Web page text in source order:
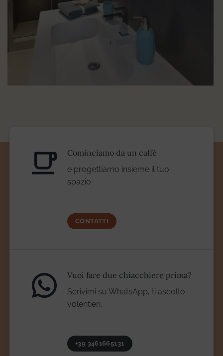
Cominciamo da un caffè
e progettiamo insieme il tuo
spazio.
CONTATTI
Vuoi fare due chiacchiere prima?
Scrivimi su WhatsApp, ti ascolto
volentieri.
+39 3461665131